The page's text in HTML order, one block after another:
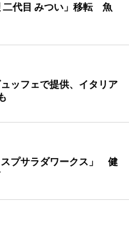
二代目 みつい」移転 魚
ッフェで提供、イタリア
プサラダワークス」 健